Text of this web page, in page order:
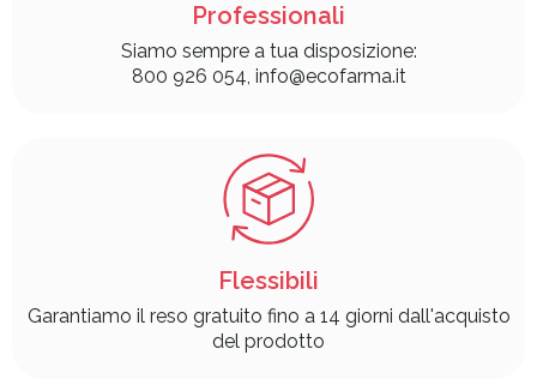
Professionali
Siamo sempre a tua disposizione:
800 926 054, info@ecofarma.it
Flessibili
Garantiamo il reso gratuito fino a 14 giorni dall'acquisto
del prodotto